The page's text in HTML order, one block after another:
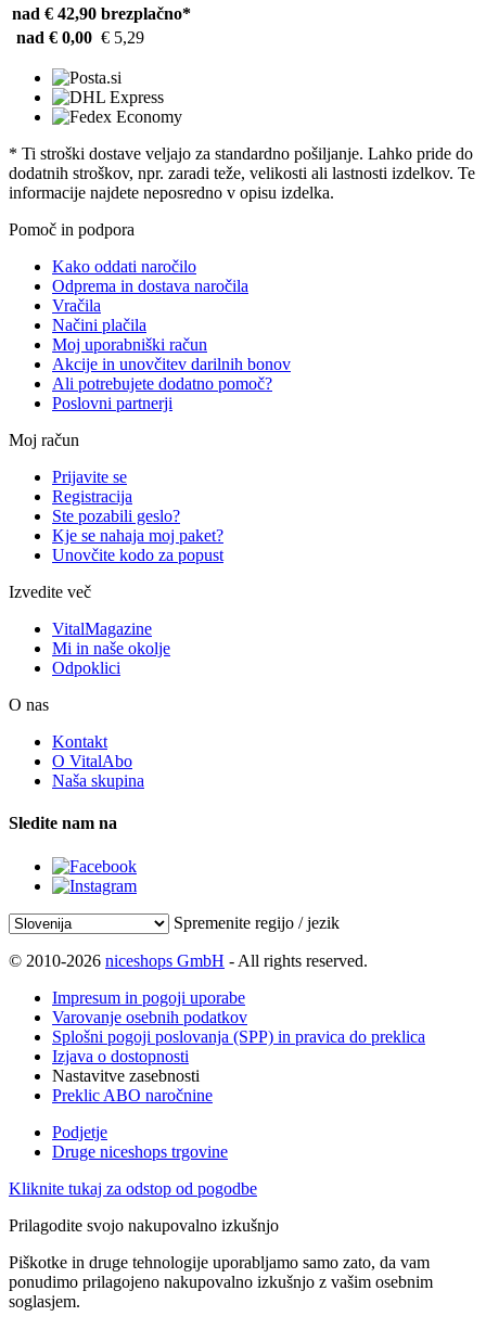
nad € 42,90 brezplačno*
nad € 0,00 € 5,29
* Ti stroški dostave veljajo za standardno pošiljanje. Lahko pride do
dodatnih stroškov, npr. zaradi teže, velikosti ali lastnosti izdelkov. Te
informacije najdete neposredno v opisu izdelka.
Pomoč in podpora
Kako oddati naročilo
Odprema in dostava naročila
Vračila
Načini plačila
Moj uporabniški račun
Akcije in unovčitev darilnih bonov
Ali potrebujete dodatno pomoč?
Poslovni partnerji
Moj račun
Prijavite se
Registracija
Ste pozabili geslo?
Kje se nahaja moj paket?
Unovčite kodo za popust
Izvedite več
VitalMagazine
Mi in naše okolje
Odpoklici
O nas
Kontakt
O VitalAbo
Naša skupina
Sledite nam na
Spremenite regijo / jezik
© 2010-2026 niceshops GmbH - All rights reserved.
Impresum in pogoji uporabe
Varovanje osebnih podatkov
Splošni pogoji poslovanja (SPP) in pravica do preklica
Izjava o dostopnosti
Nastavitve zasebnosti
Preklic ABO naročnine
Podjetje
Druge niceshops trgovine
Kliknite tukaj za odstop od pogodbe
Prilagodite svojo nakupovalno izkušnjo
Piškotke in druge tehnologije uporabljamo samo zato, da vam
ponudimo prilagojeno nakupovalno izkušnjo z vašim osebnim
soglasjem.